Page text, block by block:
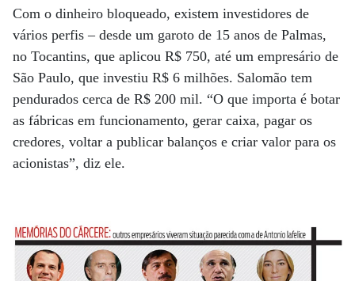
Com o dinheiro bloqueado, existem investidores de
vários perfis – desde um garoto de 15 anos de Palmas,
no Tocantins, que aplicou R$ 750, até um empresário de
São Paulo, que investiu R$ 6 milhões. Salomão tem
pendurados cerca de R$ 200 mil. “O que importa é botar
as fábricas em funcionamento, gerar caixa, pagar os
credores, voltar a publicar balanços e criar valor para os
acionistas”, diz ele.